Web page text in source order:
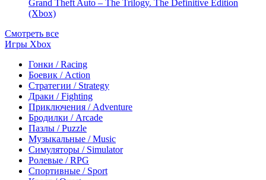
Grand Theft Auto – The Trilogy. The Definitive Edition
(Xbox)
Смотреть все
Игры Xbox
Гонки / Racing
Боевик / Action
Стратегии / Strategy
Драки / Fighting
Приключения / Adventure
Бродилки / Arcade
Пазлы / Puzzle
Музыкальные / Music
Симуляторы / Simulator
Ролевые / RPG
Спортивные / Sport